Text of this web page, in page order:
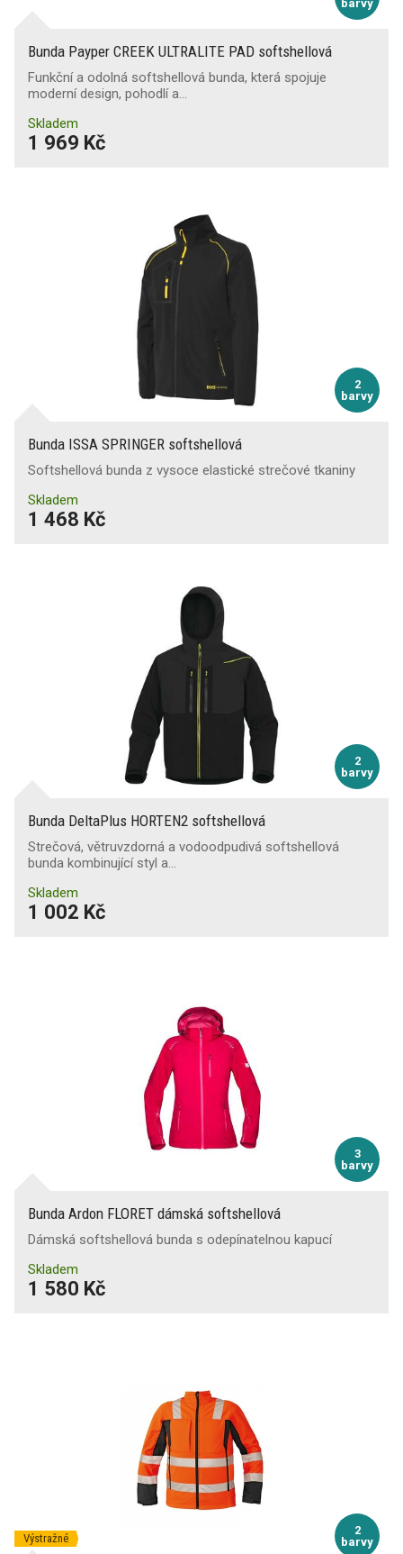
barvy
Bunda Payper CREEK ULTRALITE PAD softshellová
Funkční a odolná softshellová bunda, která spojuje
moderní design, pohodlí a…
Skladem
1 969 Kč
2
barvy
Bunda ISSA SPRINGER softshellová
Softshellová bunda z vysoce elastické strečové tkaniny
Skladem
1 468 Kč
2
barvy
Bunda DeltaPlus HORTEN2 softshellová
Strečová, větruvzdorná a vodoodpudivá softshellová
bunda kombinující styl a…
Skladem
1 002 Kč
3
barvy
Bunda Ardon FLORET dámská softshellová
Dámská softshellová bunda s odepínatelnou kapucí
Skladem
1 580 Kč
2
barvy
Výstražné